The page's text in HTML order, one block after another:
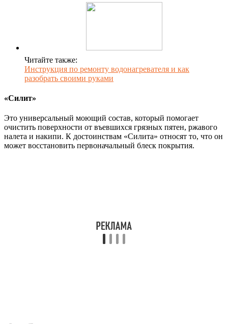
Читайте также:
Инструкция по ремонту водонагревателя и как
разобрать своими руками
«Силит»
Это универсальный моющий состав, который помогает
очистить поверхности от въевшихся грязных пятен, ржавого
налета и накипи. К достоинствам «Силита» относят то, что он
может восстановить первоначальный блеск покрытия.